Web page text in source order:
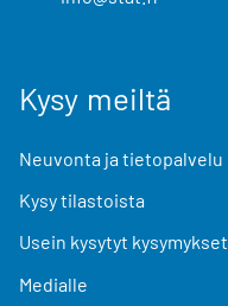
Kysy meiltä
Neuvonta ja tietopalvelu
Kysy tilastoista
Usein kysytyt kysymykset
Medialle